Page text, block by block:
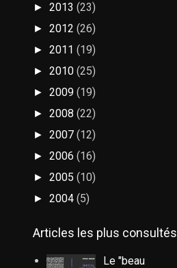
► 2013 (23)
► 2012 (26)
► 2011 (19)
► 2010 (25)
► 2009 (19)
► 2008 (22)
► 2007 (12)
► 2006 (16)
► 2005 (10)
► 2004 (5)
Articles les plus consultés
Le "beau